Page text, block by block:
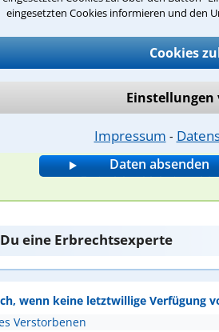
eingesetzten Cookies informieren und den
Cookies
Impressum ⁃
Bitte Sicherheitscode eingeben.
eine Erbrechtsexperte
wenn keine letztwillige Verfügung
Verstorbenen